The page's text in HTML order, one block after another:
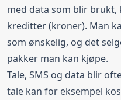
med data som blir brukt,
kreditter (kroner). Man
som ønskelig, og det
pakker man kan kjøpe.
Tale, SMS og data blir
tale kan for eksempel